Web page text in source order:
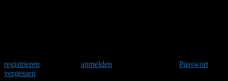
registrieren
anmelden
Passwort
vergessen